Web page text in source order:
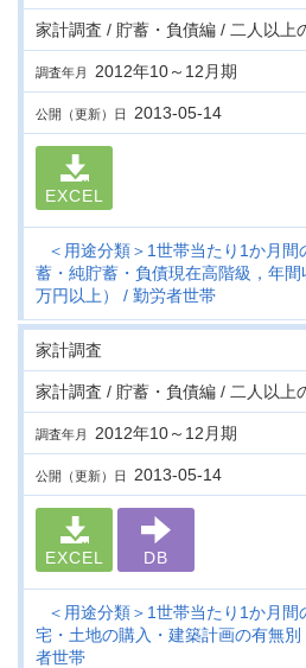
家計調査 / 貯蓄・負債編 / 二人以上
調査年月 2012年10～12月期
公開（更新）日 2013-05-14
EXCEL
＜用途分類＞1世帯当たり1か月間
蓄・純貯蓄・負債現在高階級，年
万円以上）
勤労者世帯
家計調査
家計調査 / 貯蓄・負債編 / 二人以上
調査年月 2012年10～12月期
公開（更新）日 2013-05-14
EXCEL DB
＜用途分類＞1世帯当たり1か月間
宅・土地の購入・建築計画の有無別
者世帯